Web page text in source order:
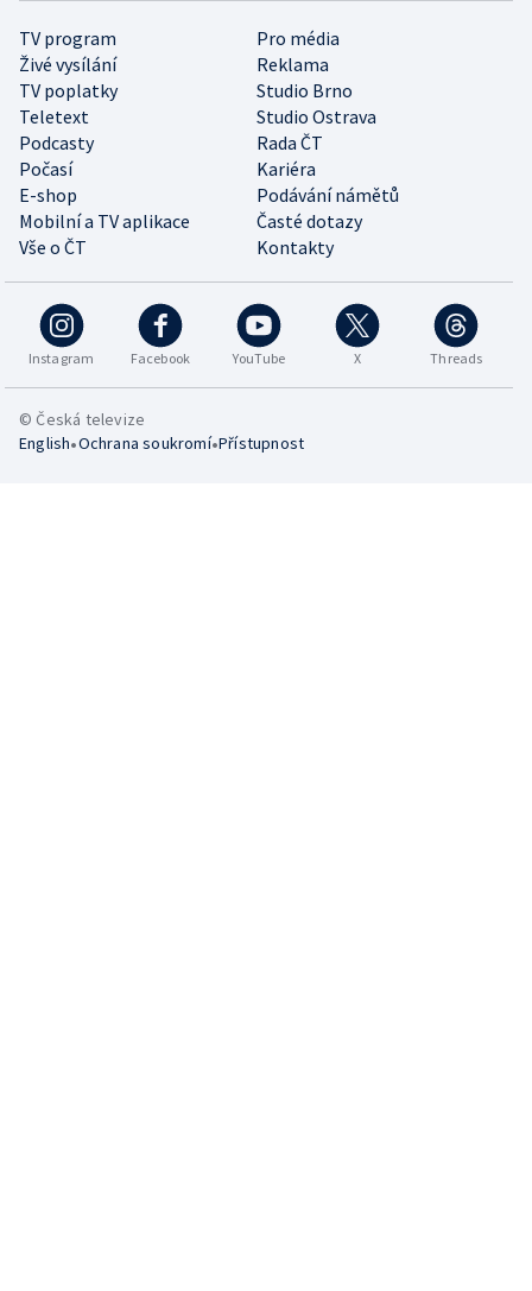
TV program
Pro média
Živé vysílání
Reklama
TV poplatky
Studio Brno
Teletext
Studio Ostrava
Podcasty
Rada ČT
Počasí
Kariéra
E-shop
Podávání námětů
Mobilní a TV aplikace
Časté dotazy
Vše o ČT
Kontakty
Instagram Facebook YouTube X Threads
© Česká televize
English•Ochrana soukromí•Přístupnost